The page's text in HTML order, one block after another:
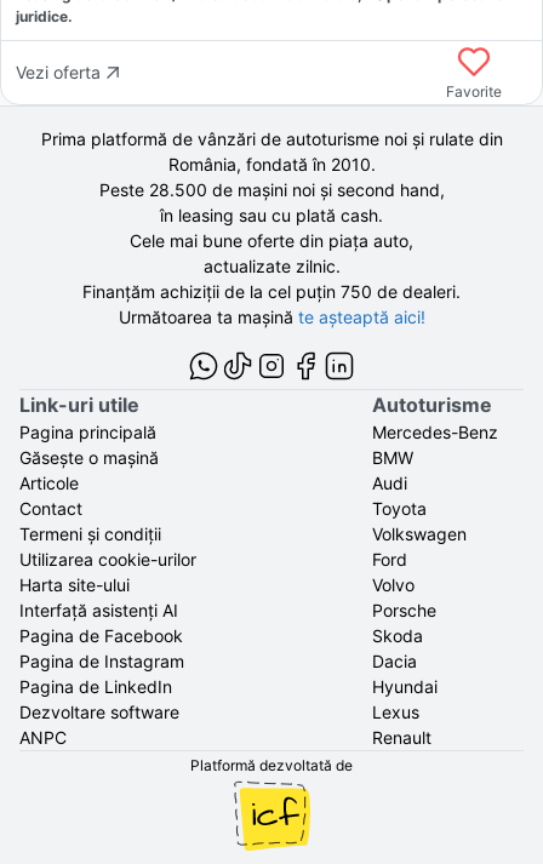
juridice.
Vezi oferta
Favorite
Prima platformă de vânzări de autoturisme noi și rulate din
România, fondată în 2010.
Peste 28.500 demașini noi și second hand,
în leasing sau cu plată cash.
Cele mai bune oferte din piața auto,
actualizate zilnic.
Finanțăm achiziții de la cel puțin 750 de dealeri.
Următoarea ta mașină te așteaptă aici!
Link-uri utile
Pagina principală
Găsește o mașină
Articole
Contact
Termeni și condiții
Utilizarea cookie-urilor
Harta site-ului
Interfață asistenți AI
Pagina de Facebook
Pagina de Instagram
Pagina de LinkedIn
Dezvoltare software
ANPC
Autoturisme
Mercedes-Benz
BMW
Audi
Toyota
Volkswagen
Ford
Volvo
Porsche
Skoda
Dacia
Hyundai
Lexus
Renault
Platformă dezvoltată de